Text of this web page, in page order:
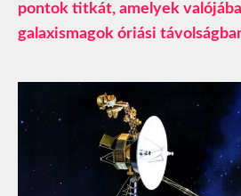
pontok titkát, amelyek
galaxismagok óriási